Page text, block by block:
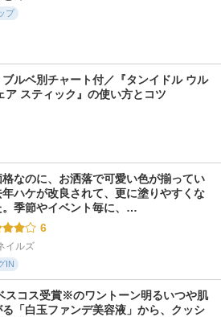
5.4
14070件
デザイニングアイブ
5.1
1532件
ハイパーリフトマス
プ
ブルベ別チャート付／『タンイドル ウル
ア スティック』の使い方とコツ
格なのに、お洒落で可愛い色が揃ってい
年ハケが改良されて、更に塗りやすくな
。季節やイベント毎に、…
6
イルズ
IN
スコス受賞※のワントーン明るいつや肌
る「白玉ファンデ美容液」から、クッシ